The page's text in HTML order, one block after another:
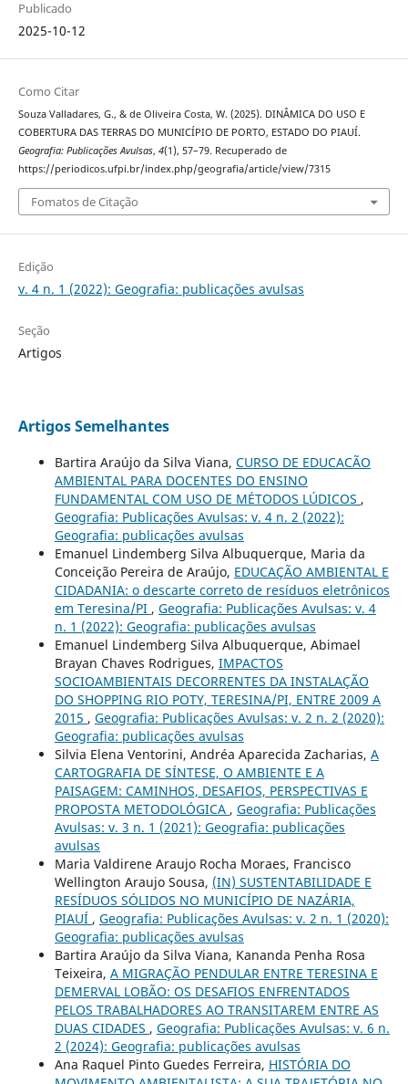
Publicado
2025-10-12
Como Citar
Souza Valladares, G., & de Oliveira Costa, W. (2025). DINÂMICA DO USO E
COBERTURA DAS TERRAS DO MUNICÍPIO DE PORTO, ESTADO DO PIAUÍ.
Geografia: Publicações Avulsas, 4(1), 57–79. Recuperado de
https://periodicos.ufpi.br/index.php/geografia/article/view/7315
Fomatos de Citação
Edição
v. 4 n. 1 (2022): Geografia: publicações avulsas
Seção
Artigos
Artigos Semelhantes
Bartira Araújo da Silva Viana, CURSO DE EDUCACÃO
AMBIENTAL PARA DOCENTES DO ENSINO
FUNDAMENTAL COM USO DE MÉTODOS LÚDICOS ,
Geografia: Publicações Avulsas: v. 4 n. 2 (2022):
Geografia: publicações avulsas
Emanuel Lindemberg Silva Albuquerque, Maria da
Conceição Pereira de Araújo, EDUCAÇÃO AMBIENTAL E
CIDADANIA: o descarte correto de resíduos eletrônicos
em Teresina/PI , Geografia: Publicações Avulsas: v. 4
n. 1 (2022): Geografia: publicações avulsas
Emanuel Lindemberg Silva Albuquerque, Abimael
Brayan Chaves Rodrigues, IMPACTOS
SOCIOAMBIENTAIS DECORRENTES DA INSTALAÇÃO
DO SHOPPING RIO POTY, TERESINA/PI, ENTRE 2009 A
2015 , Geografia: Publicações Avulsas: v. 2 n. 2 (2020):
Geografia: publicações avulsas
Silvia Elena Ventorini, Andréa Aparecida Zacharias, A
CARTOGRAFIA DE SÍNTESE, O AMBIENTE E A
PAISAGEM: CAMINHOS, DESAFIOS, PERSPECTIVAS E
PROPOSTA METODOLÓGICA , Geografia: Publicações
Avulsas: v. 3 n. 1 (2021): Geografia: publicações
avulsas
Maria Valdirene Araujo Rocha Moraes, Francisco
Wellington Araujo Sousa, (IN) SUSTENTABILIDADE E
RESÍDUOS SÓLIDOS NO MUNICÍPIO DE NAZÁRIA,
PIAUÍ , Geografia: Publicações Avulsas: v. 2 n. 1 (2020):
Geografia: publicações avulsas
Bartira Araújo da Silva Viana, Kananda Penha Rosa
Teixeira, A MIGRAÇÃO PENDULAR ENTRE TERESINA E
DEMERVAL LOBÃO: OS DESAFIOS ENFRENTADOS
PELOS TRABALHADORES AO TRANSITAREM ENTRE AS
DUAS CIDADES , Geografia: Publicações Avulsas: v. 6 n.
2 (2024): Geografia: publicações avulsas
Ana Raquel Pinto Guedes Ferreira, HISTÓRIA DO